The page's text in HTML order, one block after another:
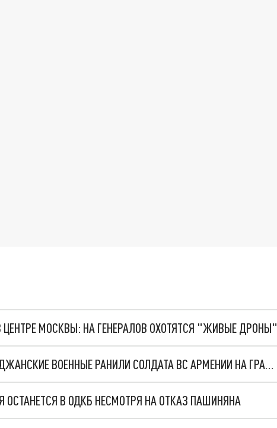
МОСКВЫ: НА ГЕНЕРАЛОВ ОХОТЯТСЯ "ЖИВЫЕ ДРОНЫ"
В ДЕНЬ САММИТА ОДКБ АЗЕРБАЙДЖАНСКИЕ ВОЕННЫЕ РАНИЛИ СОЛДАТА ВС АРМЕНИИ НА ГРАНИЦЕ
ОСТАНЕТСЯ В ОДКБ НЕСМОТРЯ НА ОТКАЗ ПАШИНЯНА